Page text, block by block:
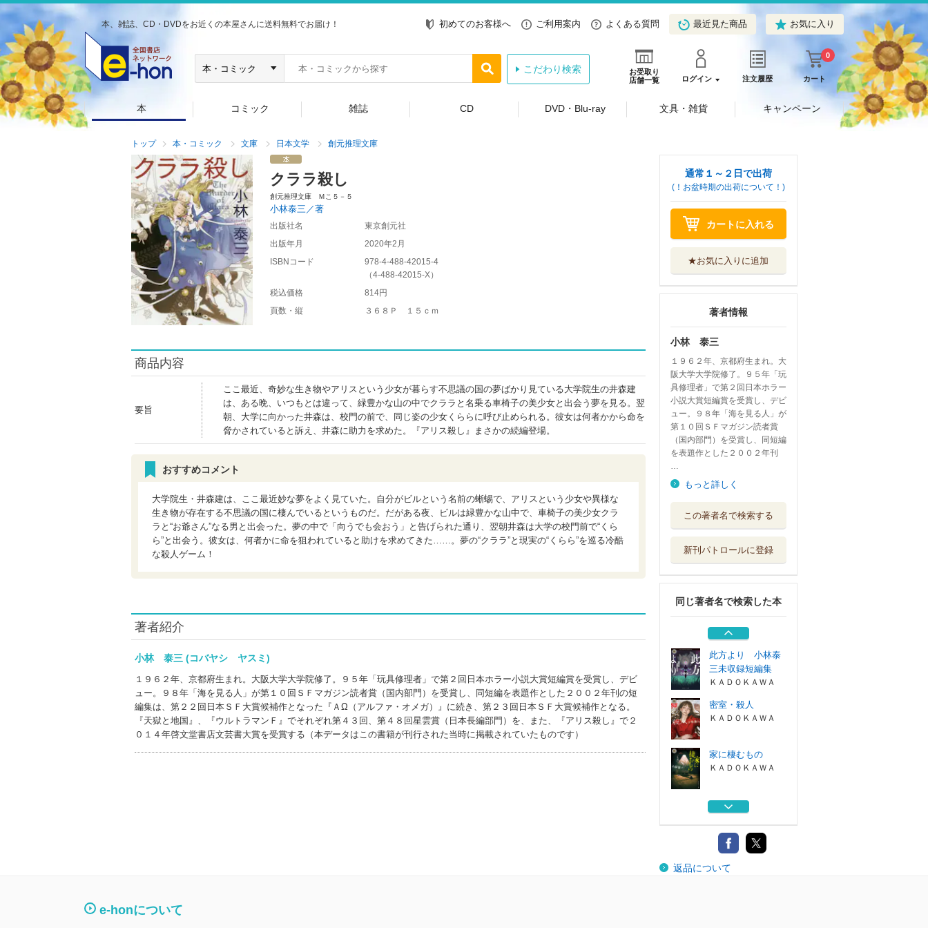
本、雑誌、CD・DVDをお近くの本屋さんに送料無料でお届け！ 初めてのお客様へ ご利用案内 よくある質問 最近見た商品 お気に入り
お受取り
店舗一覧
ログイン 注文履歴 カート
0
こだわり検索
本 コミック 雑誌 CD DVD・Blu-ray 文具・雑貨 キャンペーン
トップ 本・コミック 文庫 日本文学 創元推理文庫
クララ殺し
創元推理文庫 Ｍこ５－５
小林泰三／著
出版社名
東京創元社
出版年月
2020年2月
ISBNコード
978-4-488-42015-4
（4-488-42015-X）
税込価格
814円
頁数・縦
３６８Ｐ １５ｃｍ
商品内容
要旨
ここ最近、奇妙な生き物やアリスという少女が暮らす不思議の国の夢ばかり見ている大学院生の井森建
は、ある晩、いつもとは違って、緑豊かな山の中でクララと名乗る車椅子の美少女と出会う夢を見る。翌
朝、大学に向かった井森は、校門の前で、同じ姿の少女くららに呼び止められる。彼女は何者かから命を
脅かされていると訴え、井森に助力を求めた。『アリス殺し』まさかの続編登場。
おすすめコメント
大学院生・井森建は、ここ最近妙な夢をよく見ていた。自分がビルという名前の蜥蜴で、アリスという少女や異様な
生き物が存在する不思議の国に棲んでいるというものだ。だがある夜、ビルは緑豊かな山中で、車椅子の美少女クラ
ラと“お爺さん”なる男と出会った。夢の中で「向うでも会おう」と告げられた通り、翌朝井森は大学の校門前で“くら
ら”と出会う。彼女は、何者かに命を狙われていると助けを求めてきた……。夢の“クララ”と現実の“くらら”を巡る冷酷
な殺人ゲーム！
著者紹介
小林 泰三 (コバヤシ ヤスミ)
１９６２年、京都府生まれ。大阪大学大学院修了。９５年「玩具修理者」で第２回日本ホラー小説大賞短編賞を受賞し、デビ
ュー。９８年「海を見る人」が第１０回ＳＦマガジン読者賞（国内部門）を受賞し、同短編を表題作とした２００２年刊の短
編集は、第２２回日本ＳＦ大賞候補作となった『ＡΩ（アルファ・オメガ）』に続き、第２３回日本ＳＦ大賞候補作となる。
『天獄と地国』、『ウルトラマンＦ』でそれぞれ第４３回、第４８回星雲賞（日本長編部門）を、また、『アリス殺し』で２
０１４年啓文堂書店文芸書大賞を受賞する（本データはこの書籍が刊行された当時に掲載されていたものです）
通常１～２日で出荷
(！お盆時期の出荷について！)
カートに入れる
★お気に入りに追加
著者情報
小林 泰三
１９６２年、京都府生まれ。大
阪大学大学院修了。９５年「玩
具修理者」で第２回日本ホラー
小説大賞短編賞を受賞し、デビ
ュー。９８年「海を見る人」が
第１０回ＳＦマガジン読者賞
（国内部門）を受賞し、同短編
を表題作とした２００２年刊
…
もっと詳しく
この著者名で検索する
新刊パトロールに登録
同じ著者名で検索した本
ＫＡＤＯＫＡＷＡ
家に棲むもの
五人目の告白 小
林泰三ミステリ...
東京創元社
此方より 小林泰
三未収録短編集
ＫＡＤＯＫＡＷＡ
密室・殺人
ＫＡＤＯＫＡＷＡ
家に棲むもの
ＫＡＤＯＫＡＷＡ
五人目の告白 小
東京創元社
此方より 小林泰
三未収録短編集
返品について
e-honについて